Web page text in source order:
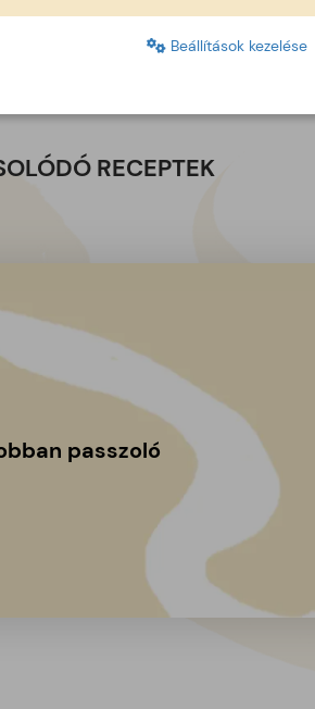
RECEPTEK
passzoló
Beállítások kezelése